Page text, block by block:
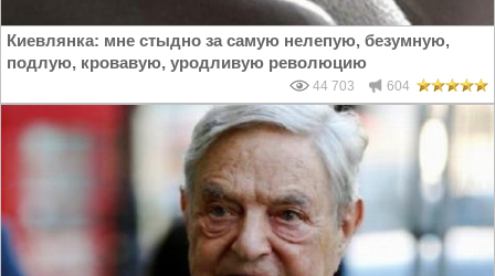
Киевлянка: мне стыдно за самую нелепую, безумную,
подлую, кровавую, уродливую революцию
44 703 604